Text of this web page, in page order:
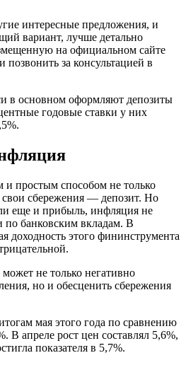
интересные предложения, и
вариант, лучше детально
на официальном сайте
за консультацией в
в основном оформляют депозиты
годовые ставки у них
простым способом не только
свои сбережения — депозит. Но
еще и прибыль, инфляция не
по банковским вкладам. В
доходность этого фининструмента
не только негативно
но и обесценить сбережения
мая этого года по сравнению
В апреле рост цен составлял 5,6%,
показателя в 5,7%.